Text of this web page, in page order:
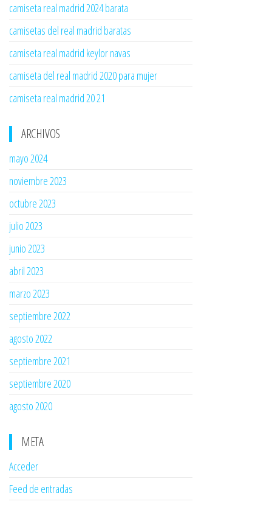
camiseta real madrid 2024 barata
camisetas del real madrid baratas
camiseta real madrid keylor navas
camiseta del real madrid 2020 para mujer
camiseta real madrid 20 21
ARCHIVOS
mayo 2024
noviembre 2023
octubre 2023
julio 2023
junio 2023
abril 2023
marzo 2023
septiembre 2022
agosto 2022
septiembre 2021
septiembre 2020
agosto 2020
META
Acceder
Feed de entradas